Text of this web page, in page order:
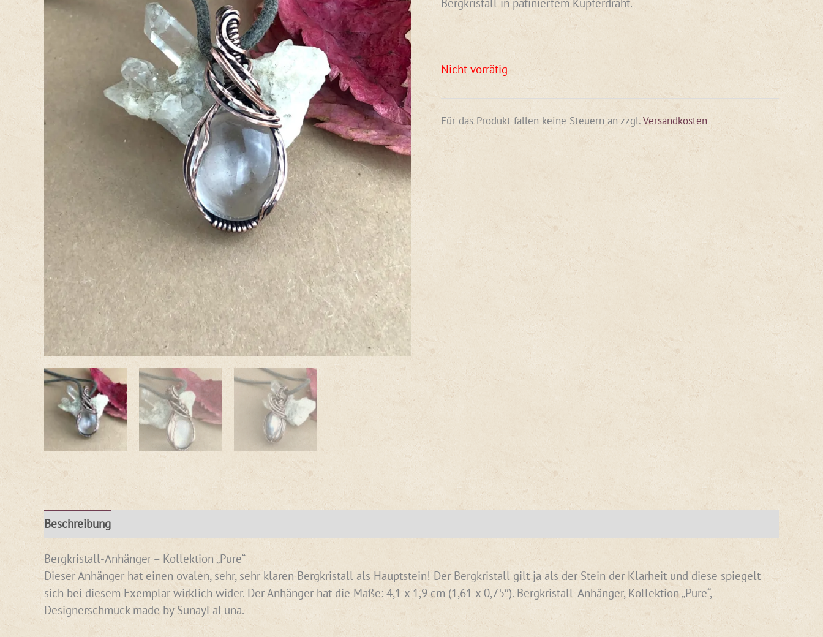
Nicht vorrätig
Für das Produkt fallen keine Steuern an zzgl.Versandkosten
Beschreibung
Bergkristall-Anhänger – Kollektion „Pure“
Dieser Anhänger hat einen ovalen, sehr, sehr klaren Bergkristall als Hauptstein! Der Bergkristall gilt ja als der Stein der Klarheit und diese spiegelt
sich bei diesem Exemplar wirklich wider. Der Anhänger hat die Maße: 4,1 x 1,9 cm (1,61 x 0,75″). Bergkristall-Anhänger, Kollektion „Pure“,
Designerschmuck made by SunayLaLuna.